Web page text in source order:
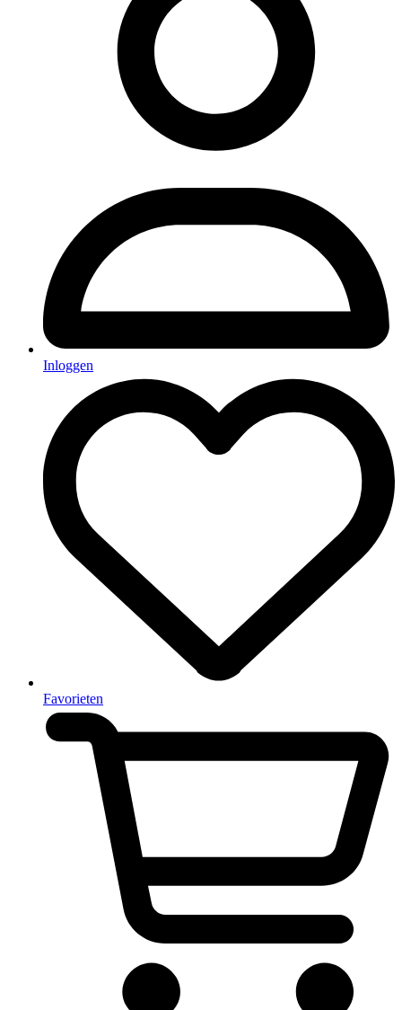
Inloggen
Favorieten